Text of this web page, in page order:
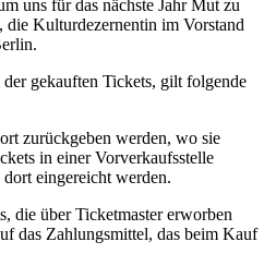
uns für das nächste Jahr Mut zu
die Kulturdezernentin im Vorstand
gekauften Tickets, gilt folgende
zurückgeben werden, wo sie
in einer Vorverkaufsstelle
eingereicht werden.
die über Ticketmaster erworben
das Zahlungsmittel, das beim Kauf